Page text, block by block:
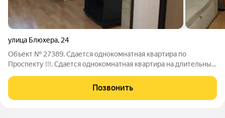
улица Блюхера, 24
Объект № 27389. Сдается однокомнатная квартира по
Проспекту !!!. Сдается однокомнатная квартира на длительный
уютная. Имеется диван, стенка, шкаф, стиральная машина,
холодильник, стеклопакеты и
Позвонить